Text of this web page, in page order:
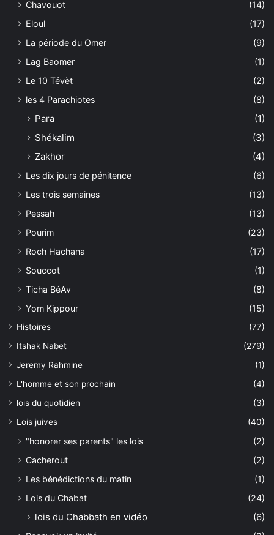
Chavouot
(14)
Eloul
(17)
La période du Omer
(9)
Lag Baomer
(1)
Le 10 Tévèt
(2)
les 4 Parachiotes
(8)
Para
(1)
Shékalim
(3)
Zakhor
(4)
Les dix jours de pénitence
(6)
Les trois semaines
(13)
Pessah
(13)
Pourim
(23)
Roch Hachana
(17)
Souccot
(1)
Ticha BéAv
(8)
Yom Kippour
(15)
Histoires
(77)
Itshak Nabet
(279)
Jeremy Rahmine
(1)
L'homme et son prochain
(4)
lois du quotidien
(3)
Lois juives
(40)
"honorer ses parents" les lois
(2)
Cacherout
(2)
Les bénédictions du matin
(1)
Lois du Chabat
(24)
lois du Chabbath en vidéo (6)